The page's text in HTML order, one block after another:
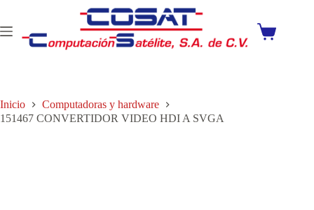
contenido
Carro
Inicio
Computadoras y hardware
151467 CONVERTIDOR VIDEO HDI A SVGA